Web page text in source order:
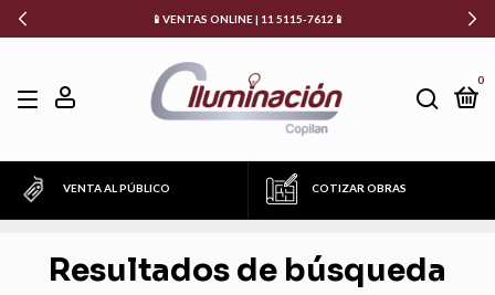
📱VENTAS ONLINE | 11 5115-7612📱
0
VENTA AL PÚBLICO COTIZAR OBRAS
Resultados de búsqueda